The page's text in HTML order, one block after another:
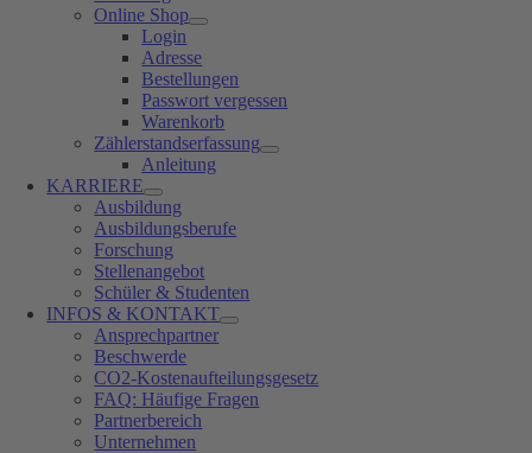
Online Shop
Login
Adresse
Bestellungen
Passwort vergessen
Warenkorb
Zählerstandserfassung
Anleitung
KARRIERE
Ausbildung
Ausbildungsberufe
Forschung
Stellenangebot
Schüler & Studenten
INFOS & KONTAKT
Ansprechpartner
Beschwerde
CO2-Kostenaufteilungsgesetz
FAQ: Häufige Fragen
Partnerbereich
Unternehmen